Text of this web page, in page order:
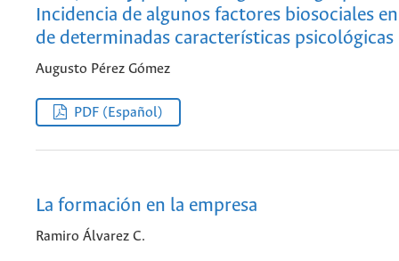
Incidencia de algunos factores biosociales
de determinadas características psicológicas
Augusto Pérez Gómez
PDF (Español)
La formación en la empresa
Ramiro Álvarez C.